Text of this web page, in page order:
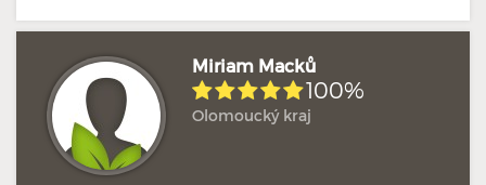
Miriam Macků
100%
Olomoucký kraj